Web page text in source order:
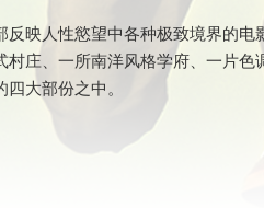
反映人性慾望中各种极致境界的
村庄、一所南洋风格学府、一片
大部份之中。